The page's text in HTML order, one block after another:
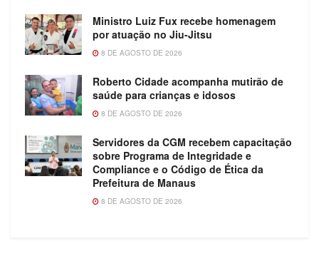
Ministro Luiz Fux recebe homenagem
por atuação no Jiu-Jitsu
8 DE AGOSTO DE 2026
Roberto Cidade acompanha mutirão de
saúde para crianças e idosos
8 DE AGOSTO DE 2026
Servidores da CGM recebem capacitação
sobre Programa de Integridade e
Compliance e o Código de Ética da
Prefeitura de Manaus
8 DE AGOSTO DE 2026